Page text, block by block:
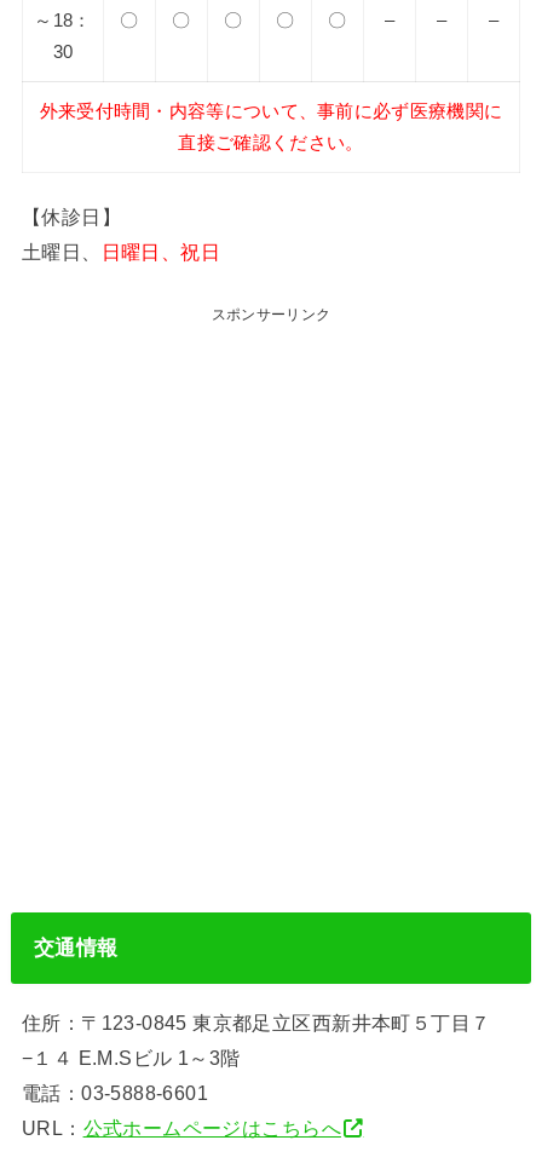
～18：
30
〇 〇 〇 〇 〇 – – –
外来受付時間・内容等について、事前に必ず医療機関に
直接ご確認ください。
【休診日】
土曜日、
日曜日、祝日
スポンサーリンク
交通情報
住所：〒123-0845 東京都足立区西新井本町５丁目７
−１４ E.M.Sビル 1～3階
電話：03-5888-6601
URL： 公式ホームページはこちらへ